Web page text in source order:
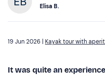
Elisa B.
19 Jun 2026 | Kayak tour with
It was quite an